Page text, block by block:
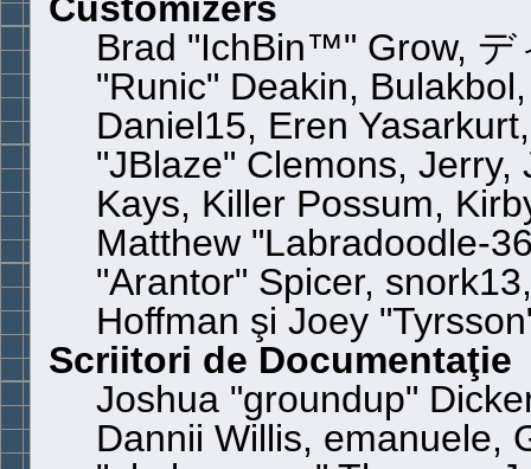
Brad "IchBin™" Grow, デ
"Runic" Deakin,
Daniel15, Eren
"JBlaze" Clemons,
Kays, Killer Possum,
Matthew "Labradoodle-
"Arantor" Spicer,
Hoffman şi Joey
Scriitori de Documentaţie
Joshua "groundup"
Dannii Willis, emanuele,